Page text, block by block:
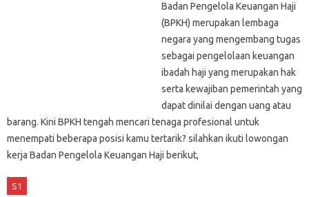
Badan Pengelola Keuangan Haji
(BPKH) merupakan lembaga
negara yang mengembang tugas
sebagai pengelolaan keuangan
ibadah haji yang merupakan hak
serta kewajiban pemerintah yang
dapat dinilai dengan uang atau
barang. Kini BPKH tengah mencari tenaga profesional untuk
menempati beberapa posisi kamu tertarik? silahkan ikuti lowongan
kerja Badan Pengelola Keuangan Haji berikut,
S1